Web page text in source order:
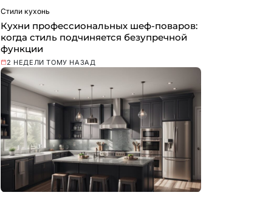
Стили кухонь
Кухни профессиональных шеф-поваров:
когда стиль подчиняется безупречной
функции
2 НЕДЕЛИ ТОМУ НАЗАД